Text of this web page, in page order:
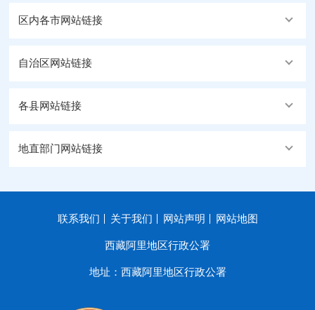
区内各市网站链接
自治区网站链接
各县网站链接
地直部门网站链接
联系我们 关于我们 网站声明 网站地图
西藏阿里地区行政公署
地址：西藏阿里地区行政公署